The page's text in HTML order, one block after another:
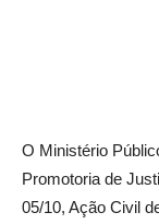
O Ministério
Promotoria de
05/10, Ação Civil